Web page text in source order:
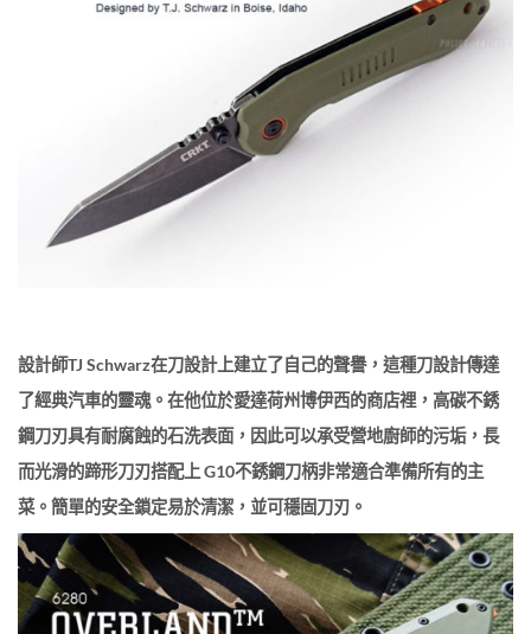
設計師TJ Schwarz在刀設計上建立了自己的聲譽，這種刀設計傳達
了經典汽車的靈魂。在他位於愛達荷州博伊西的商店裡，高碳不銹
鋼刀刃具有耐腐蝕的石洗表面，因此可以承受營地廚師的污垢，長
而光滑的蹄形刀刃搭配上 G10不銹鋼刀柄非常適合準備所有的主
菜。簡單的安全鎖定易於清潔，並可穩固刀刃。